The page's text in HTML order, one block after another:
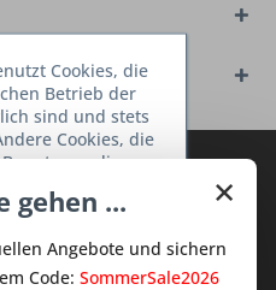
Deine
und verpassen
Aktion mehr aus
Shop.
×
gehen ...
Angebote und sichern
Code: SommerSale2026
Cookies, die
Betrieb der
sind und stets
Cookies, die
dieser
Interaktion mit
sollen,
Zustimmung